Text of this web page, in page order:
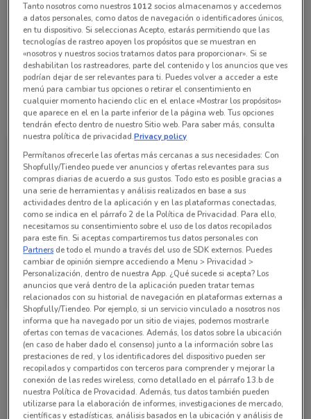
800 072 67 22
Farmacia San Pablo San Lorenzo La Cebada -
Xochimilco
Todas las ofertas de esta tienda
Farmacia San Pablo
Caduca mañana 604 m
Sucursales Farmacia San Pablo alrededor
Av. Nuevo León No. 204, Colonia Hipódromo, C.P.
06100, Alcaldía Cuauhtémoc Ciudad De México
Tanto nosotros como nuestros 1012socios almacenamos y accedemos
a datos personales, como datos de navegación o identificadores únicos,
en tu dispositivo. Si seleccionas Acepto, estarás permitiendo que las
tecnologías de rastreo apoyen los propósitos que se muestran en
«nosotros y nuestros socios tratamos datos para proporcionar». Si se
deshabilitan los rastreadores, parte del contenido y los anuncios que ves
podrían dejar de ser relevantes para ti. Puedes volver a acceder a este
menú para cambiar tus opciones o retirar el consentimiento en
cualquier momento haciendo clic en el enlace «Mostrar los propósitos»
que aparece en el en la parte inferior de la página web. Tus opciones
tendrán efecto dentro de nuestro Sitio web. Para saber más, consulta
nuestra política de privacidad.Privacy policy
Permítanos ofrecerle las ofertas más cercanas a sus necesidades: Con
Shopfully/Tiendeo puede ver anuncios y ofertas relevantes para sus
compras diarias de acuerdo a sus gustos. Todo esto es posible gracias a
una serie de herramientas y análisis realizados en base a sus
actividades dentro de la aplicación y en las plataformas conectadas,
como se indica en el párrafo 2 de la Política de Privacidad. Para ello,
necesitamos su consentimiento sobre el uso de los datos recopilados
para este fin. Si aceptas compartiremos tus datos personales con
Partners de todo el mundo a través del uso de SDK externos. Puedes
cambiar de opinión siempre accediendo a Menu > Privacidad >
Personalización, dentro de nuestra App. ¿Qué sucede si acepta? Los
anuncios que verá dentro de la aplicación pueden tratar temas
relacionados con su historial de navegación en plataformas externas a
Shopfully/Tiendeo. Por ejemplo, si un servicio vinculado a nosotros nos
informa que ha navegado por un sitio de viajes, podemos mostrarle
ofertas con temas de vacaciones. Además, los datos sobre la ubicación
(en caso de haber dado el consenso) junto a la información sobre las
prestaciones de red, y los identificadores del dispositivo pueden ser
recopilados y compartidos con terceros para comprender y mejorar la
conexión de las redes wireless, como detallado en el párrafo 13.b de
nuestra Política de Provacidad. Además, tus datos también pueden
utilizarse para la elaboración de informes, investigaciones de mercado,
científicas y estadísticas, análisis basados en la ubicación y análisis de